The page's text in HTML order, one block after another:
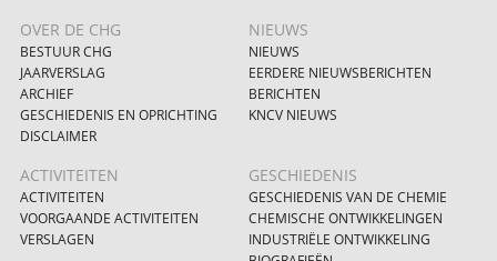
OVER DE CHG
BESTUUR CHG
JAARVERSLAG
ARCHIEF
GESCHIEDENIS EN OPRICHTING
DISCLAIMER
NIEUWS
NIEUWS
EERDERE NIEUWSBERICHTEN
BERICHTEN
KNCV NIEUWS
ACTIVITEITEN
ACTIVITEITEN
VOORGAANDE ACTIVITEITEN
VERSLAGEN
GESCHIEDENIS
GESCHIEDENIS VAN DE CHEMIE
CHEMISCHE ONTWIKKELINGEN
INDUSTRIËLE ONTWIKKELING